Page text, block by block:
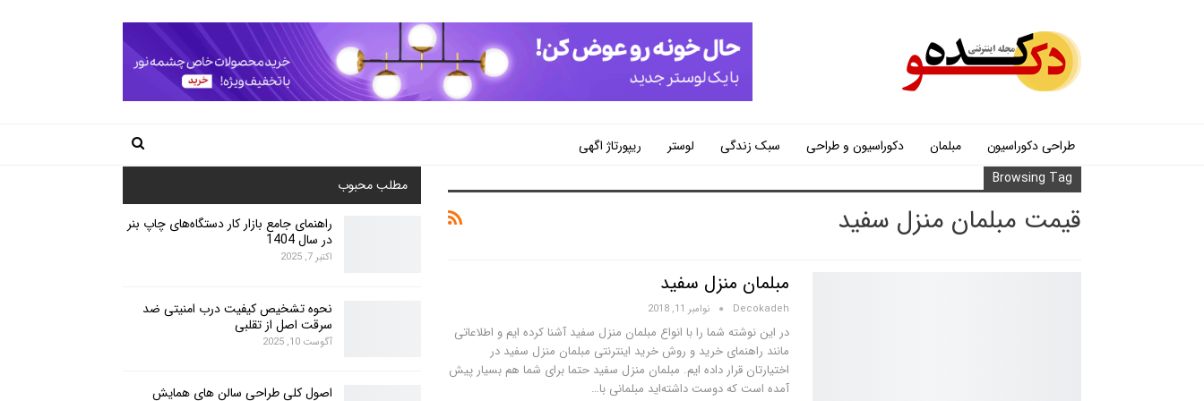
طراحی دکوراسیون مبلمان دکوراسیون و طراحی سبک زندگی لوستر
ریپورتاژ اگهی
Browsing Tag
قیمت مبلمان منزل سفید
مبلمان منزل سفید
Decokadeh نوامبر 11, 2018
در این نوشته شما را با انواع مبلمان منزل سفید آشنا کرده ایم و اطلاعاتی
مانند راهنمای خرید و روش خرید اینترنتی مبلمان منزل سفید در
اختیارتان قرار داده ایم. مبلمان منزل سفید حتما برای شما هم بسیار پیش
آمده است که دوست داشته‌اید مبلمانی با…
مطلب محبوب
راهنمای جامع بازار کار دستگاه‌های چاپ بنر
در سال 1404
اکتبر 7, 2025
نحوه تشخیص کیفیت درب امنیتی ضد
سرقت اصل از تقلبی
آگوست 10, 2025
اصول کلی طراحی سالن های همایش